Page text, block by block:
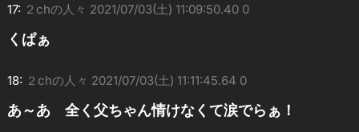
17: ２chの人々 2021/07/03(土) 11:09:50.40 0
くぱぁ
18: ２chの人々 2021/07/03(土) 11:11:45.64 0
あ～あ 全く父ちゃん情けなくて涙でらぁ！